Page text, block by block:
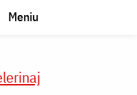
Meniu